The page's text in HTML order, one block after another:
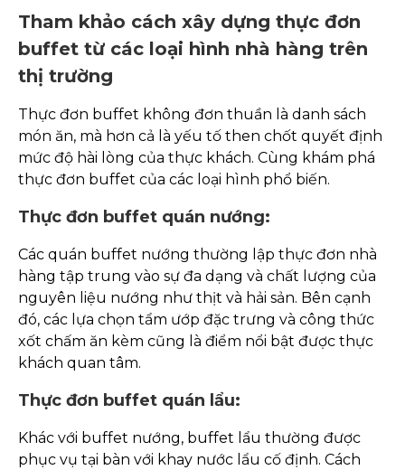
Tham khảo cách xây dựng thực đơn
buffet từ các loại hình nhà hàng trên
thị trường
Thực đơn buffet không đơn thuần là danh sách
món ăn, mà hơn cả là yếu tố then chốt quyết định
mức độ hài lòng của thực khách. Cùng khám phá
thực đơn buffet của các loại hình phổ biến.
Thực đơn buffet quán nướng:
Các quán buffet nướng thường lập thực đơn nhà
hàng tập trung vào sự đa dạng và chất lượng của
nguyên liệu nướng như thịt và hải sản. Bên cạnh
đó, các lựa chọn tẩm ướp đặc trưng và công thức
xốt chấm ăn kèm cũng là điểm nổi bật được thực
khách quan tâm.
Thực đơn buffet quán lẩu:
Khác với buffet nướng, buffet lẩu thường được
phục vụ tại bàn với khay nước lẩu cố định. Cách